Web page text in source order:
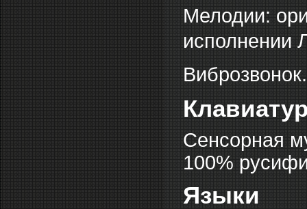
Мелодии:
исполнении
Виброзвонок.
Сенсорная
100%
Языки